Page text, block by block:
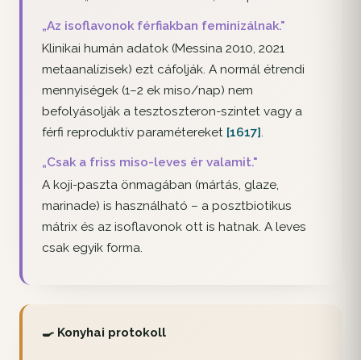
„Az isoflavonok férfiakban feminizálnak."
Klinikai humán adatok (Messina 2010, 2021
metaanalízisek) ezt cáfolják. A normál étrendi
mennyiségek (1–2 ek miso/nap) nem
befolyásolják a tesztoszteron-szintet vagy a
férfi reproduktív paramétereket [1617].
„Csak a friss miso-leves ér valamit."
A koji-paszta önmagában (mártás, glaze,
marinade) is használható – a posztbiotikus
mátrix és az isoflavonok ott is hatnak. A leves
csak egyik forma.
🍳 Konyhai protokoll